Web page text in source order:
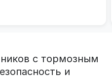
с тормозным
и